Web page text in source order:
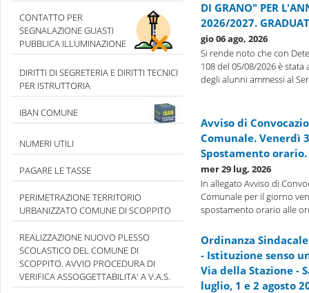
CONTATTO PER
SEGNALAZIONE GUASTI
PUBBLICA ILLUMINAZIONE
DIRITTI DI SEGRETERIA E DIRITTI TECNICI
PER ISTRUTTORIA
IBAN COMUNE
NUMERI UTILI
PAGARE LE TASSE
PERIMETRAZIONE TERRITORIO
URBANIZZATO COMUNE DI SCOPPITO
REALIZZAZIONE NUOVO PLESSO
SCOLASTICO DEL COMUNE DI
SCOPPITO. AVVIO PROCEDURA DI
VERIFICA ASSOGGETTABILITA' A V.A.S.
DI GRANO" PER
2026/2027.
gio 06 ago, 2026
Si rende noto che con
108 del 05/08/2026 è
degli alunni ammessi al
Avviso di
Comunale. Venerdì
Spostamento orario.
mer 29 lug, 2026
In allegato Avviso di
Comunale per il giorno
spostamento orario alle
Ordinanza
- Istituzione senso
Via della Stazione -
luglio, 1 e 2 agosto